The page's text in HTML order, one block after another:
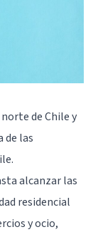
de Chile y
de las
alcanzar las
residencial
y ocio,